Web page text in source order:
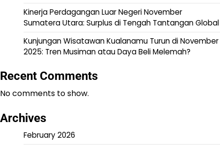
Kinerja Perdagangan Luar Negeri November
Sumatera Utara: Surplus di Tengah Tantangan Global
Kunjungan Wisatawan Kualanamu Turun di November
2025: Tren Musiman atau Daya Beli Melemah?
Recent Comments
No comments to show.
Archives
February 2026